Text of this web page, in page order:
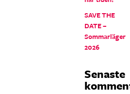
SAVE THE
DATE –
Sommarläger
2026
Senaste